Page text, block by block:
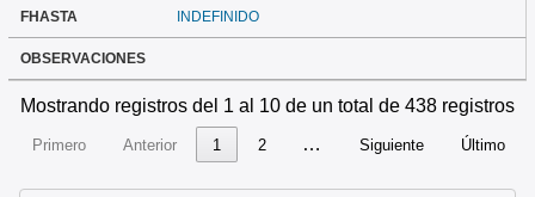
FHASTA INDEFINIDO
OBSERVACIONES
Mostrando registros del 1 al 10 de un total de 438 registros
Primero Anterior 1 2 … Siguiente Último